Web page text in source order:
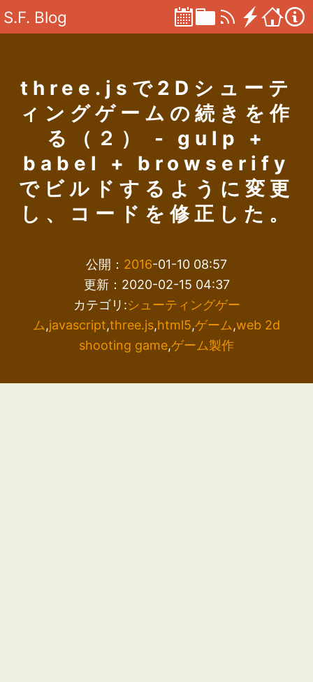
S.F. Blog
three.jsで2Dシューテ
ィングゲームの続きを作
る（２） - gulp +
babel + browserify
でビルドするように変更
し、コードを修正した。
公開： 2016-01-10 08:57
更新：2020-02-15 04:37
カテゴリ:シューティングゲー
ム,javascript,three.js,html5,ゲーム,web 2d
shooting game,ゲーム製作